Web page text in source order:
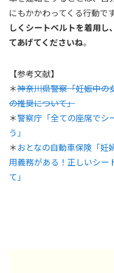
にもかかわってくる行動です
しくシートベルトを着用
てあげてくださいね。
【参考文献】
＊神奈川県警察「妊娠中の
の推奨について」
＊警察庁「全ての座席でシ
う」
＊おとなの自動車保険「妊
用義務がある！正しいシー
て」